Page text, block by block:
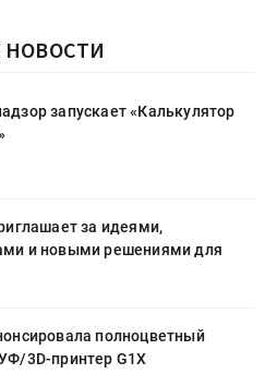
запускает «Калькулятор
за идеями,
и новыми решениями для
полноцветный
3D-принтер G1X